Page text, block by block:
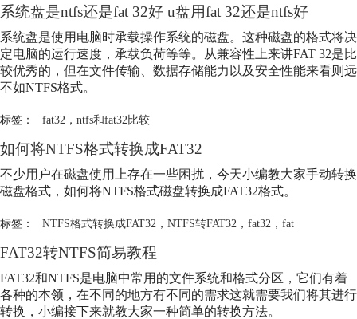
系统盘是ntfs还是fat 32好 u盘用fat 32还是ntfs好
系统盘是使用电脑时承载操作系统的磁盘。这种磁盘的格式将决
定电脑的运行速度，承载负荷等等。从兼容性上来讲FAT 32是比
较优秀的，但在文件传输、数据存储能力以及安全性能来看则远
不如NTFS格式。
标签： fat32 ， ntfs和fat32比较
如何将NTFS格式转换成FAT32
不少用户在磁盘使用上存在一些困扰，今天小编教大家手动转换
磁盘格式，如何将NTFS格式磁盘转换成FAT32格式。
标签： NTFS格式转换成FAT32 ， NTFS转FAT32 ， fat32 ， fat
FAT32转NTFS简易教程
FAT32和NTFS是电脑中常用的文件系统和格式分区，它们有着
各种的本领，在不同的地方有不同的需求这就需要我们将其进行
转换，小编接下来就教大家一种简单的转换方法。